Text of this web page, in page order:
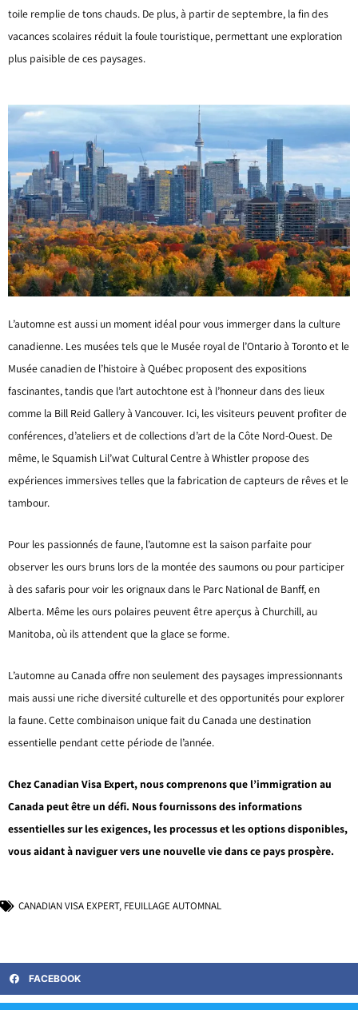
toile remplie de tons chauds. De plus, à partir de septembre, la fin des
vacances scolaires réduit la foule touristique, permettant une exploration
plus paisible de ces paysages.
L’automne est aussi un moment idéal pour vous immerger dans la culture
canadienne. Les musées tels que le Musée royal de l’Ontario à Toronto et le
Musée canadien de l’histoire à Québec proposent des expositions
fascinantes, tandis que l’art autochtone est à l’honneur dans des lieux
comme la Bill Reid Gallery à Vancouver. Ici, les visiteurs peuvent profiter de
conférences, d’ateliers et de collections d’art de la Côte Nord-Ouest. De
même, le Squamish Lil’wat Cultural Centre à Whistler propose des
expériences immersives telles que la fabrication de capteurs de rêves et le
tambour.
Pour les passionnés de faune, l’automne est la saison parfaite pour
observer les ours bruns lors de la montée des saumons ou pour participer
à des safaris pour voir les orignaux dans le Parc National de Banff, en
Alberta. Même les ours polaires peuvent être aperçus à Churchill, au
Manitoba, où ils attendent que la glace se forme.
L’automne au Canada offre non seulement des paysages impressionnants
mais aussi une riche diversité culturelle et des opportunités pour explorer
la faune. Cette combinaison unique fait du Canada une destination
essentielle pendant cette période de l’année.
Chez Canadian Visa Expert, nous comprenons que l’immigration au
Canada peut être un défi. Nous fournissons des informations
essentielles sur les exigences, les processus et les options disponibles,
vous aidant à naviguer vers une nouvelle vie dans ce pays prospère.
CANADIAN VISA EXPERT, FEUILLAGE AUTOMNAL
FACEBOOK